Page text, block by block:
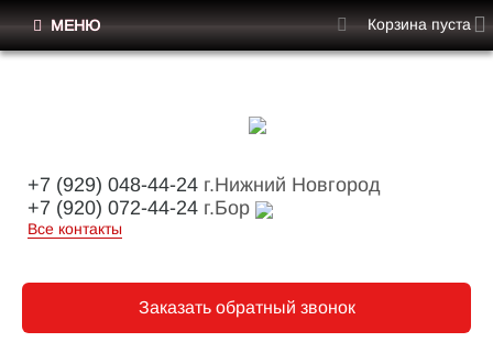
+7 (929) 048-44-24 г.Нижний Новгород
+7 (920) 072-44-24 г.Бор
Все контакты
Заказать обратный звонок
МЕНЮ Корзина пуста